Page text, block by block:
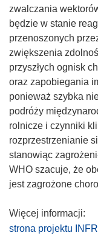
zwalczania
będzie w stanie
przenoszonych
zwiększenia
przyszłych ognisk
oraz zapobiegania
ponieważ szybka
podróży
rolnicze i czynniki
rozprzestrzenianie
stanowiąc
WHO szacuje, że
jest zagrożone
strona projektu